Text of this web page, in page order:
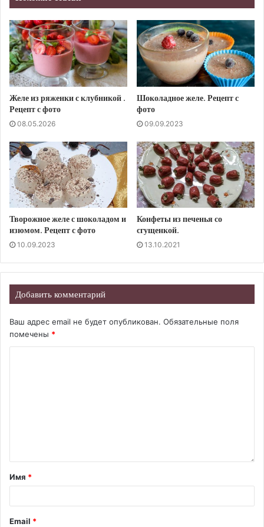
Желе из ряженки с клубникой .
Рецепт с фото
08.05.2026
Шоколадное желе. Рецепт с
фото
09.09.2023
Творожное желе с шоколадом и
изюмом. Рецепт с фото
10.09.2023
Конфеты из печенья со
сгущенкой.
13.10.2021
Добавить комментарий
Ваш адрес email не будет опубликован. Обязательные поля
помечены *
Имя *
Email *